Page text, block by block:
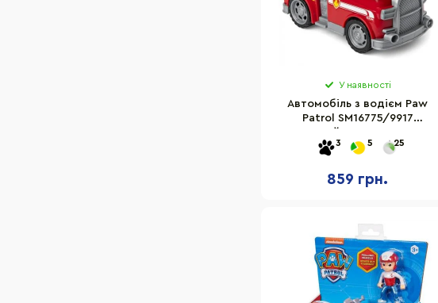
У наявності
Aвтомобіль з водієм Paw
Patrol SM16775/9917
3 5 25
859 грн.